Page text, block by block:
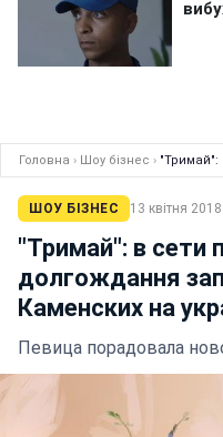
Головна › Шоу бізнес › "Тримай":
ШОУ БІЗНЕС 13 квітня
"Тримай": в сети
долгождання
Каменских на
Певица порадовала